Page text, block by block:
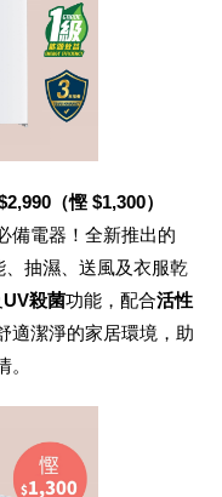
（慳 $1,300）
備電器！全新推出的
、抽濕、送風及衣服乾
UV殺菌功能，配合活性
適潔淨的家居環境，助